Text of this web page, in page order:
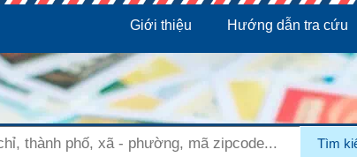
Giới thiệu Hướng dẫn tra cứu
Tìm